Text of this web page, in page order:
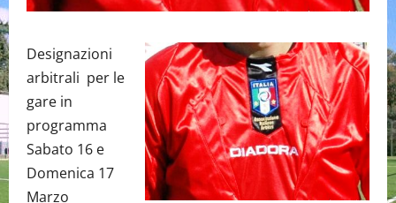
Designazioni
arbitrali per le
gare in
programma
Sabato 16 e
Domenica 17
Marzo